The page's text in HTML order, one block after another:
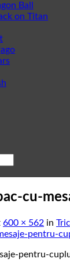
Ball
on Titan
cu-
600 × 562 in
pentru-